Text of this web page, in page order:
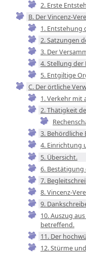
2. Erste
B. Der Vincenz-
1. Entstehung
2. Satzungen
3. Der
4. Stellung
5. Entgiltige
C. Der örtliche
1. Verkehr mit
2. Thätigkeit
3. Behördliche
4. Einrichtung
5. Übersicht.
6.
7.
8. Vincenz-
9.
10. Auszug
betreffend.
11. Der
12. Stürme